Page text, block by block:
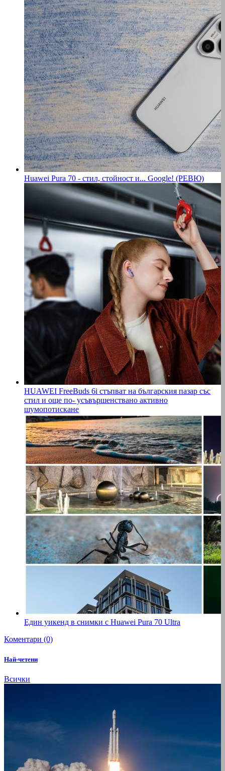
Huawei Pura 70 - стил, стойност и... Google! (РЕВЮ)
HUAWEI FreeBuds 6i стъпват на българския пазар със
стил и още по- усъвършенствано активно
шумопотискане
Един уикенд в снимки с Huawei Pura 70 Ultra
Коментари (0)
Най-четени
Всички